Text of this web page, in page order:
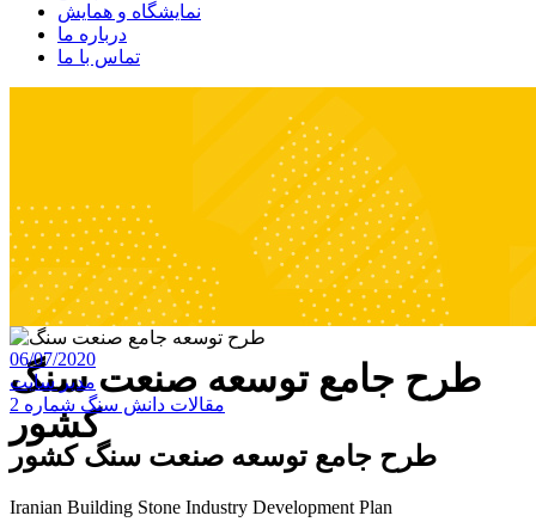
نمایشگاه و همایش
درباره ما
تماس با ما
طرح جامع توسعه صنعت سنگ
کشور
06/07/2020
مدیر سایت
مقالات دانش سنگ شماره 2
طرح جامع توسعه صنعت سنگ کشور
Iranian Building Stone Industry Development Plan